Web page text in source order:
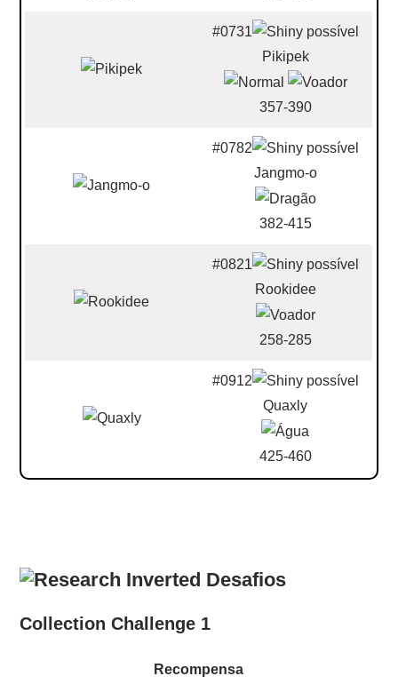
#0731
Pikipek
357-390
#0782
Jangmo-o
382-415
#0821
Rookidee
258-285
#0912
Quaxly
425-460
Desafios
Collection Challenge 1
Recompensa